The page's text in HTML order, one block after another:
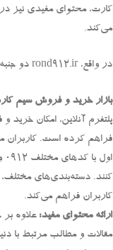
کارت، محتوای مفیدی نیز
می‌کند.
در واقع، rond912.ir دو جنبه اصلی دارد:
بازار خرید و فروش سیم
پلتفرم آنلاین، امکان
فراهم کرده است. کاربران
کنند. دسته‌بندی‌های
کاربران فراهم می‌کند.
ارائه محتوای مفید:
مقالات و مطالب مرتبط با